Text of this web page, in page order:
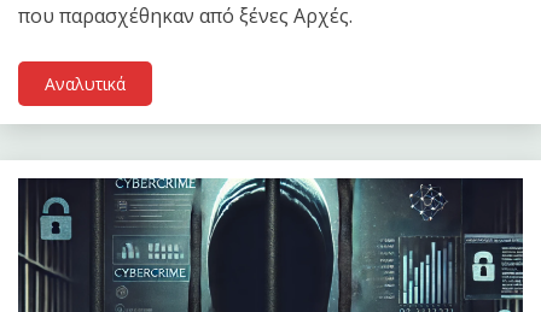
που παρασχέθηκαν από ξένες Αρχές.
Αναλυτικά